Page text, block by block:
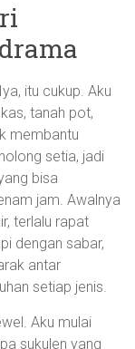
itu cukup. Aku
tanah pot,
membantu
setia, jadi
bisa
jam. Awalnya
terlalu rapat
dengan sabar,
antar
setiap jenis.
Aku mulai
sukulen yang